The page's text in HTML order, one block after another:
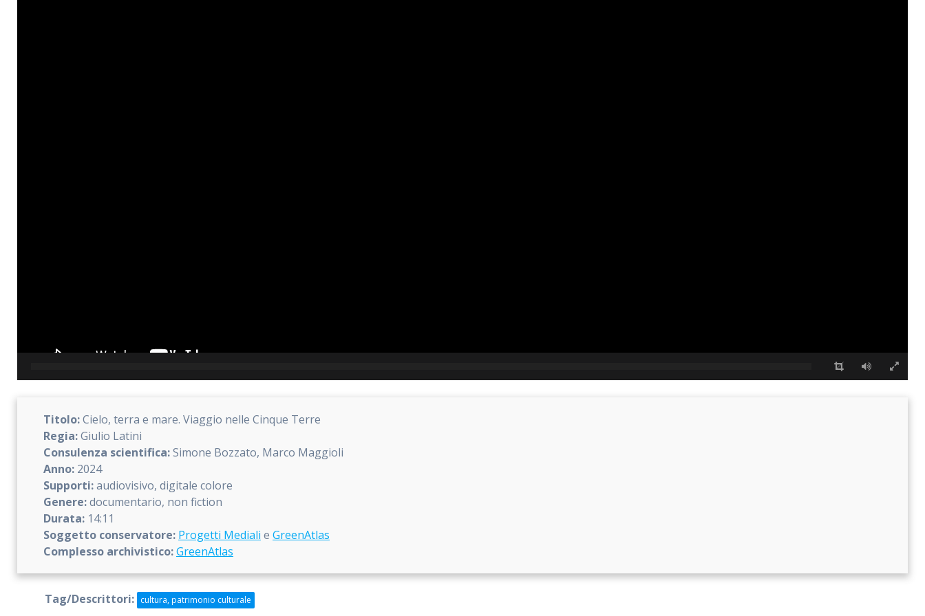
Titolo:Cielo, terra e mare. Viaggio nelle Cinque Terre
Regia:Giulio Latini
Consulenza scientifica:Simone Bozzato, Marco Maggioli
Anno: 2024
Supporti:audiovisivo, digitale colore
Genere:documentario, non fiction
Durata: 14:11
Soggetto conservatore: Progetti Mediali e GreenAtlas
Complesso archivistico:GreenAtlas
Tag/Descrittori: cultura, patrimonio culturale